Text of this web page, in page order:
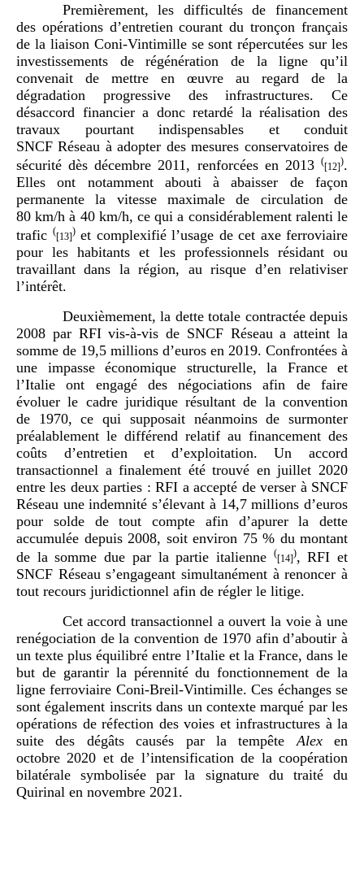
Premièrement, les difficultés de financement
des opérations d’entretien courant du tronçon français
de la liaison Coni-Vintimille se sont répercutées sur les
investissements de régénération de la ligne qu’il
convenait de mettre en œuvre au regard de la
dégradation progressive des infrastructures. Ce
désaccord financier a donc retardé la réalisation des
travaux pourtant indispensables et conduit
SNCF Réseau à adopter des mesures conservatoires de
sécurité dès décembre 2011, renforcées en 2013 ([12]).
Elles ont notamment abouti à abaisser de façon
permanente la vitesse maximale de circulation de
80 km/h à 40 km/h, ce qui a considérablement ralenti le
trafic ([13])et complexifié l’usage de cet axe ferroviaire
pour les habitants et les professionnels résidant ou
travaillant dans la région, au risque d’en relativiser
l’intérêt.
Deuxièmement, la dette totale contractée depuis
2008 par RFI vis-à-vis de SNCF Réseau a atteint la
somme de 19,5 millions d’euros en 2019. Confrontées à
une impasse économique structurelle, la France et
l’Italie ont engagé des négociations afin de faire
évoluer le cadre juridique résultant de la convention
de 1970, ce qui supposait néanmoins de surmonter
préalablement le différend relatif au financement des
coûts d’entretien et d’exploitation. Un accord
transactionnel a finalement été trouvé en juillet 2020
entre les deux parties : RFI a accepté de verser à SNCF
Réseau une indemnité s’élevant à 14,7 millions d’euros
pour solde de tout compte afin d’apurer la dette
accumulée depuis 2008, soit environ 75 % du montant
de la somme due par la partie italienne
([14]), RFI et
SNCF Réseau s’engageant simultanément à renoncer à
tout recours juridictionnel afin de régler le litige.
Cet accord transactionnel a ouvert la voie à une
renégociation de la convention de 1970 afin d’aboutir à
un texte plus équilibré entre l’Italie et la France, dans le
but de garantir la pérennité du fonctionnement de la
ligne ferroviaire Coni‑Breil‑Vintimille. Ces échanges se
sont également inscrits dans un contexte marqué par les
opérations de réfection des voies et infrastructures à la
suite des dégâts causés par la tempête Alexen
octobre 2020 et de l’intensification de la coopération
bilatérale symbolisée par la signature du traité du
Quirinal en novembre 2021.